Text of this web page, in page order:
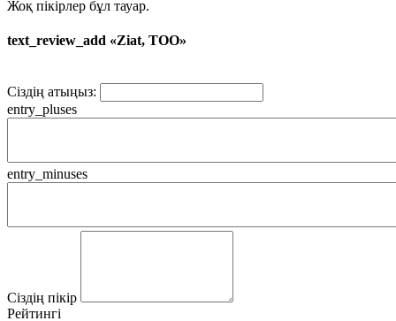
Жоқ пікірлер бұл тауар.
text_review_add «Ziat, ТОО»
Сіздің атыңыз:
entry_pluses
entry_minuses
Сіздің пікір
Рейтингі